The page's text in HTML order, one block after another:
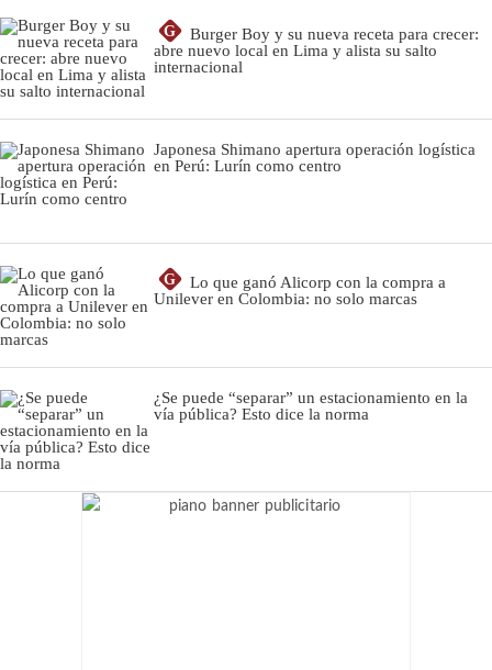
G
Burger Boy y su nueva receta para crecer:
abre nuevo local en Lima y alista su salto
internacional
Japonesa Shimano apertura operación logística
en Perú: Lurín como centro
G
Lo que ganó Alicorp con la compra a
Unilever en Colombia: no solo marcas
¿Se puede “separar” un estacionamiento en la
vía pública? Esto dice la norma